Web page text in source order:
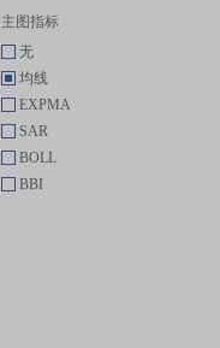
主图指标
无
均线
EXPMA
SAR
BOLL
BBI